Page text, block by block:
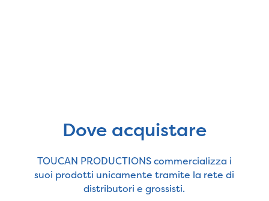
Dove acquistare
TOUCAN PRODUCTIONS commercializza i
suoi prodotti unicamente tramite la rete di
distributori e grossisti.